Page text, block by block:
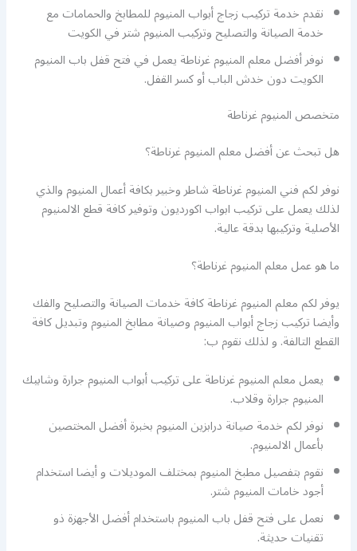
نقدم خدمة تركيب زجاج أبواب المنيوم للمطابخ والحمامات مع
خدمة الصيانة والتصليح وتركيب المنيوم شتر في الكويت
نوفر أفضل معلم المنيوم غرناطة يعمل في فتح قفل باب المنيوم
الكويت دون خدش الباب أو كسر القفل.
متخصص المنيوم غرناطة
هل تبحث عن أفضل معلم المنيوم غرناطة؟
نوفر لكم فني المنيوم غرناطة شاطر وخبير بكافة أعمال المنيوم والذي
لذلك يعمل على تركيب ابواب اكورديون وتوفير كافة قطع الالمنيوم
الأصلية وتركيبها بدقة عالية.
ما هو عمل معلم المنيوم غرناطة؟
يوفر لكم معلم المنيوم غرناطة كافة خدمات الصيانة والتصليح والفك
وأيضا تركيب زجاج أبواب المنيوم وصيانة مطابخ المنيوم وتبديل كافة
القطع التالفة. و لذلك نقوم ب:
يعمل معلم المنيوم غرناطة على تركيب أبواب المنيوم جرارة وشابيك
المنيوم جرارة وقلاب.
نوفر لكم خدمة صيانة درابزين المنيوم بخبرة أفضل المختصين
بأعمال الالمنيوم.
نقوم بتفصيل مطبخ المنيوم بمختلف الموديلات و أيضا استخدام
أجود خامات المنيوم شتر.
نعمل على فتح قفل باب المنيوم باستخدام أفضل الأجهزة ذو
تقنيات حديثة.